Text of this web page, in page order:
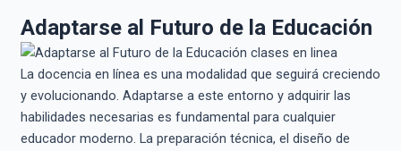
Adaptarse al Futuro de la Educación
La docencia en línea es una modalidad que seguirá creciendo
y evolucionando. Adaptarse a este entorno y adquirir las
habilidades necesarias es fundamental para cualquier
educador moderno. La preparación técnica, el diseño de